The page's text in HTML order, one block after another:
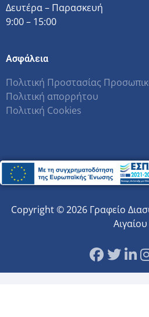
Δευτέρα – Παρασκευή
9:00 – 15:00
Ασφάλεια
Πολιτική Προστασίας
Πολιτική απορρήτου
Πολιτική Cookies
Copyright © 2026 Γραφείο
Αιγαίου